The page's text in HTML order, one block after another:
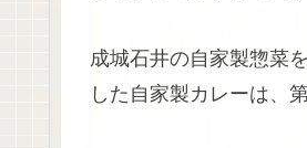
成城石井の自家製惣菜
した自家製カレーは、